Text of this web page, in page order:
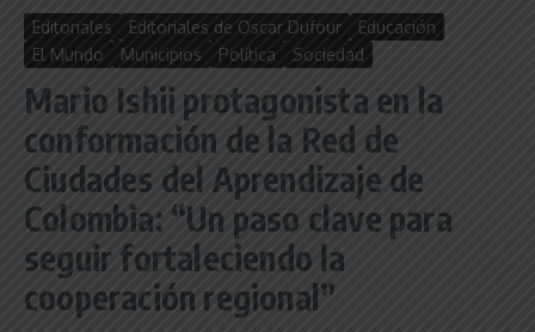
Editoriales Editoriales de Oscar Dufour
Educación
El Mundo
Municipios Política Sociedad
Mario Ishii protagonista en la
conformación de la Red de
Ciudades del Aprendizaje de
Colombia: “Un paso clave para
seguir fortaleciendo la
cooperación regional”